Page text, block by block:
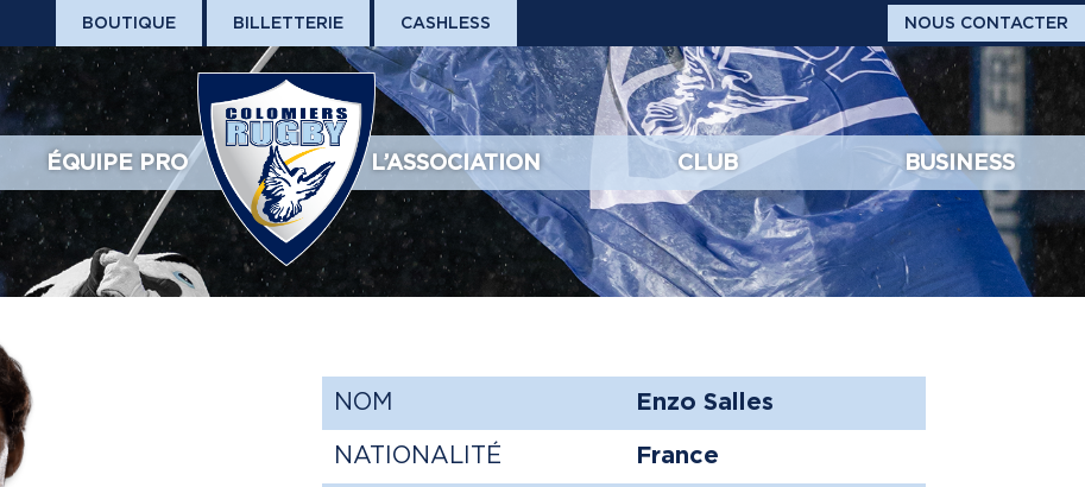
BOUTIQUE BILLETTERIE CASHLESS NOUS CONTACTER
ÉQUIPE PRO L’ASSOCIATION CLUB BUSINESS
NOM
Enzo Salles
NATIONALITÉ
France